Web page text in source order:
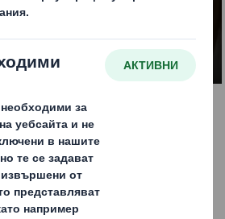
CONTACT US
успех с
опаковки